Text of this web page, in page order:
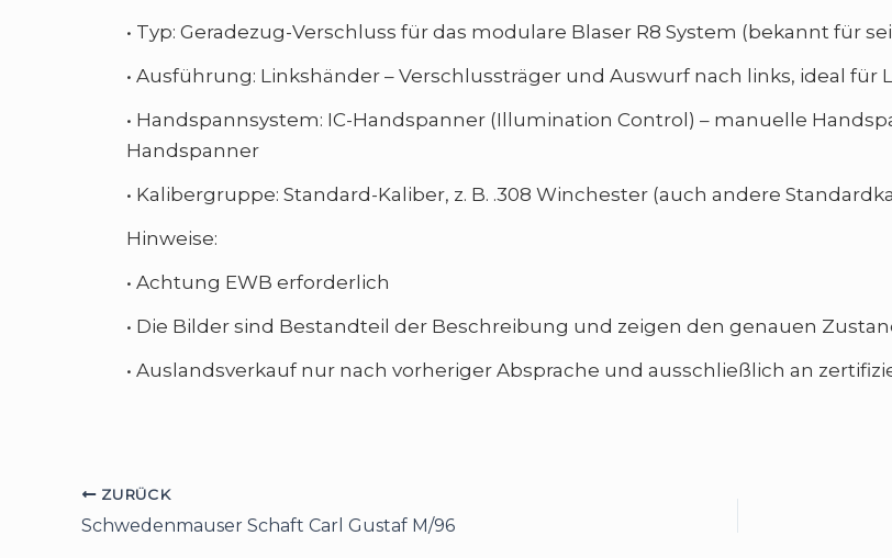
• Typ: Geradezug-Verschluss für das modulare Blaser R8 System (bekannt für
• Ausführung: Linkshänder – Verschlussträger und Auswurf nach links, ideal für
• Handspannsystem: IC-Handspanner (Illumination Control) – manuelle
Handspanner
• Kalibergruppe: Standard-Kaliber, z. B. .308 Winchester (auch andere
Hinweise:
• Achtung EWB erforderlich
• Die Bilder sind Bestandteil der Beschreibung und zeigen den genauen
• Auslandsverkauf nur nach vorheriger Absprache und ausschließlich an
ZURÜCK
Schwedenmauser Schaft Carl Gustaf M/96